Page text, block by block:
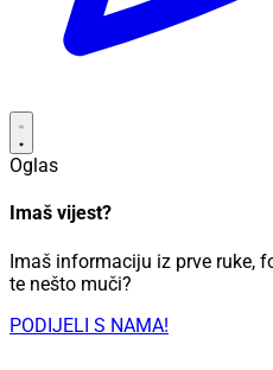
Oglas
Imaš vijest?
Imaš informaciju iz prve ruke,
te nešto muči?
PODIJELI S NAMA!